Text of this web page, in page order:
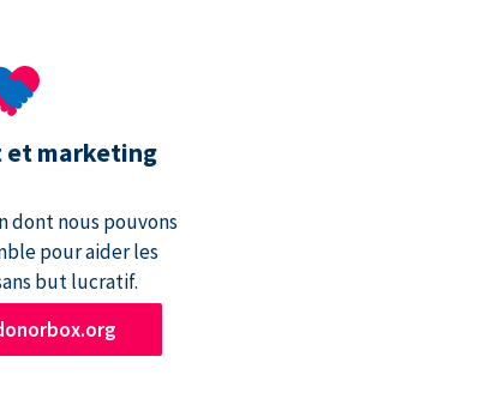
et marketing
dont nous pouvons
pour aider les
but lucratif.